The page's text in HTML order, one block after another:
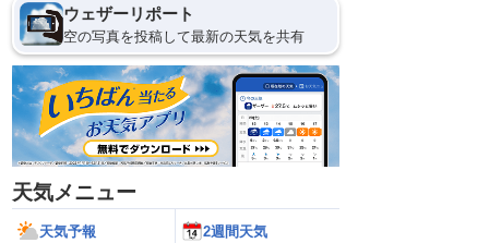
ウェザーリポート
空の写真を投稿して最新の天気を共有
天気メニュー
天気予報 2週間天気